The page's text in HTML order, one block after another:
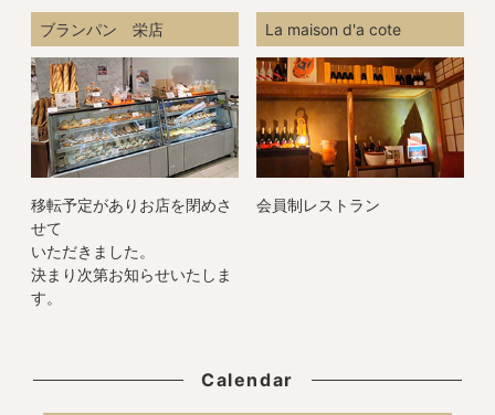
ブランパン 栄店
移転予定がありお店を閉めさ
せて
いただきました。
決まり次第お知らせいたしま
す。
La maison d'a cote
会員制レストラン
Calendar